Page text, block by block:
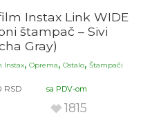
Instax Link WIDE
štampač – Sivi
Gray)
Instax,Oprema,Ostalo,Štampači
RSD sa PDV-om
1815